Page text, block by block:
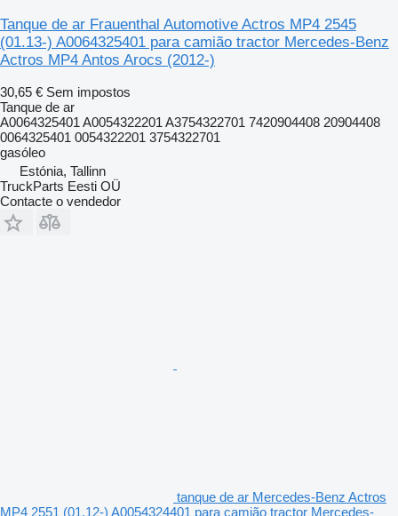
Tanque de ar Frauenthal Automotive Actros MP4 2545
(01.13-) A0064325401 para camião tractor Mercedes-Benz
Actros MP4 Antos Arocs (2012-)
30,65 € Sem impostos
Tanque de ar
A0064325401 A0054322201 A3754322701 7420904408 20904408
0064325401 0054322201 3754322701
gasóleo
Estónia, Tallinn
TruckParts Eesti OÜ
Contacte o vendedor
tanque de ar Mercedes-Benz Actros
MP4 2551 (01.12-) A0054324401 para camião tractor Mercedes-